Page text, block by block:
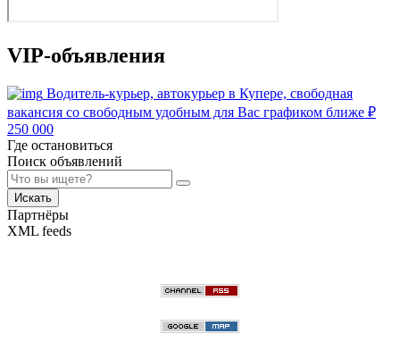
VIP-объявления
Водитель-курьер, автокурьер в Купере, свободная
вакансия со свободным удобным для Вас графиком ближе ₽
250 000
Где остановиться
Поиск объявлений
Искать
Партнёры
XML feeds